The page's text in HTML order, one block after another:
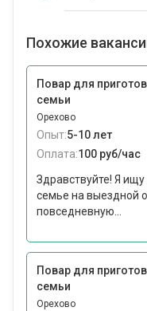
Похожие
Повар для
семьи
Орехово
Опыт:5-10 лет
Оплата:100 руб/час
Здравствуйте! Я
семье на выездной
повседневную...
Повар для
семьи
Орехово